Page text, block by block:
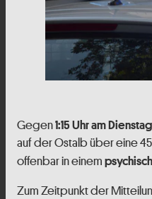
Gegen1:15 Uhr am Dienstag
auf der Ostalb über eine
offenbar in einem
Zum Zeitpunkt der